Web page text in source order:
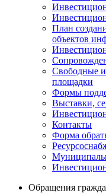
План
объектов
Свободные
площадки
Формы
Выставки,
Контакты
Форма
Обращения